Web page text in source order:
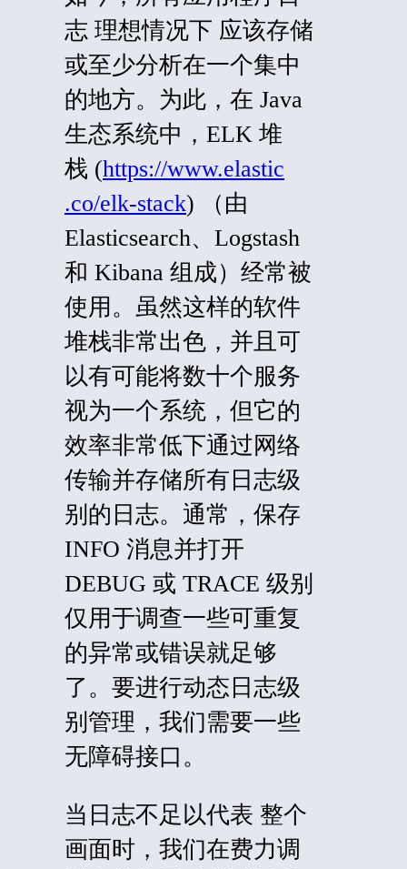
志 理想情况下 应该存储
或至少分析在一个集中
的地方。为此，在 Java
生态系统中，ELK 堆
栈 (https://www.elastic
.co/elk-stack) （由
Elasticsearch、Logstash
和 Kibana 组成）经常被
使用。虽然这样的软件
堆栈非常出色，并且可
以有可能将数十个服务
视为一个系统，但它的
效率非常低下通过网络
传输并存储所有日志级
别的日志。通常，保存
INFO 消息并打开
DEBUG 或 TRACE 级别
仅用于调查一些可重复
的异常或错误就足够
了。要进行动态日志级
别管理，我们需要一些
无障碍接口。
当日志不足以代表 整个
画面时，我们在费力调